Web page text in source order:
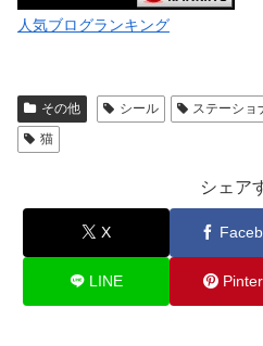
人気ブログランキング
その他 シール ステーショ
猫
シェア
X
LINE